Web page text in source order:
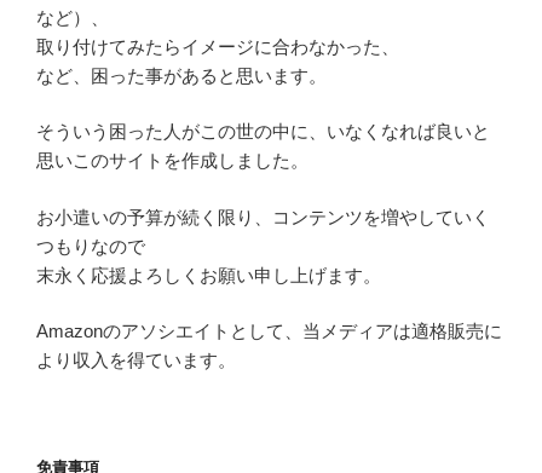
など）、
取り付けてみたらイメージに合わなかった、
など、困った事があると思います。
そういう困った人がこの世の中に、いなくなれば良いと
思いこのサイトを作成しました。
お小遣いの予算が続く限り、コンテンツを増やしていく
つもりなので
末永く応援よろしくお願い申し上げます。
Amazonのアソシエイトとして、当メディアは適格販売に
より収入を得ています。
免責事項